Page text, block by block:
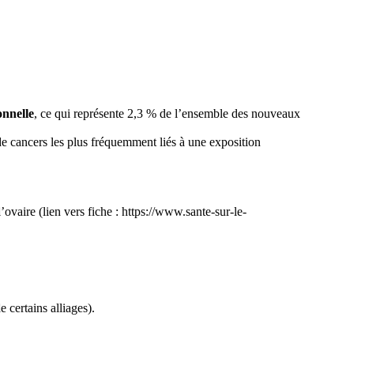
, ce qui représente 2,3 % de l’ensemble des nouveaux
cancers les plus fréquemment liés à une exposition
(lien vers fiche : https://www.sante-sur-le-
certains alliages).